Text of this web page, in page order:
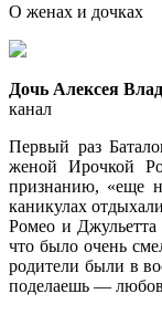
О женах и дочках
Дочь Алексея
канал
Первый раз
женой Ирочкой
признанию, «еще
каникулах
Ромео и
что было очень
родители были в
поделаешь —